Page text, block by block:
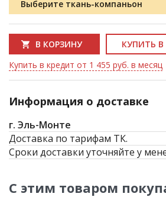
Выберите ткань-компаньон
В КОРЗИНУ
КУПИТЬ
Купить в кредит от 1 455 руб. в месяц
Информация о доставке
г. Эль-Монте
Доставка по тарифам ТК.
Сроки доставки уточняйте у
С этим товаром